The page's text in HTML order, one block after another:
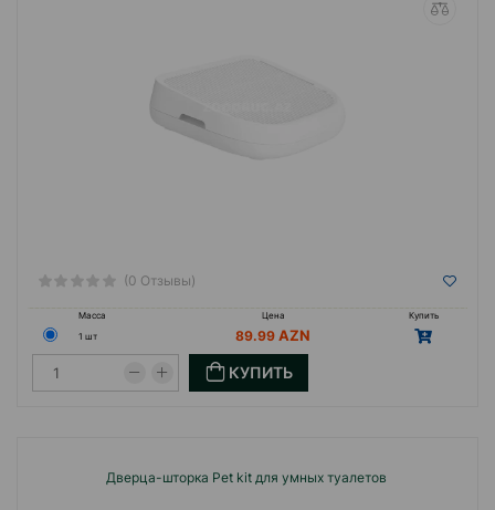
(0 Отзывы)
Масса Цена
Купить
1 шт
89.99
КУПИТЬ
Дверца-шторка Pet kit для умных туалетов